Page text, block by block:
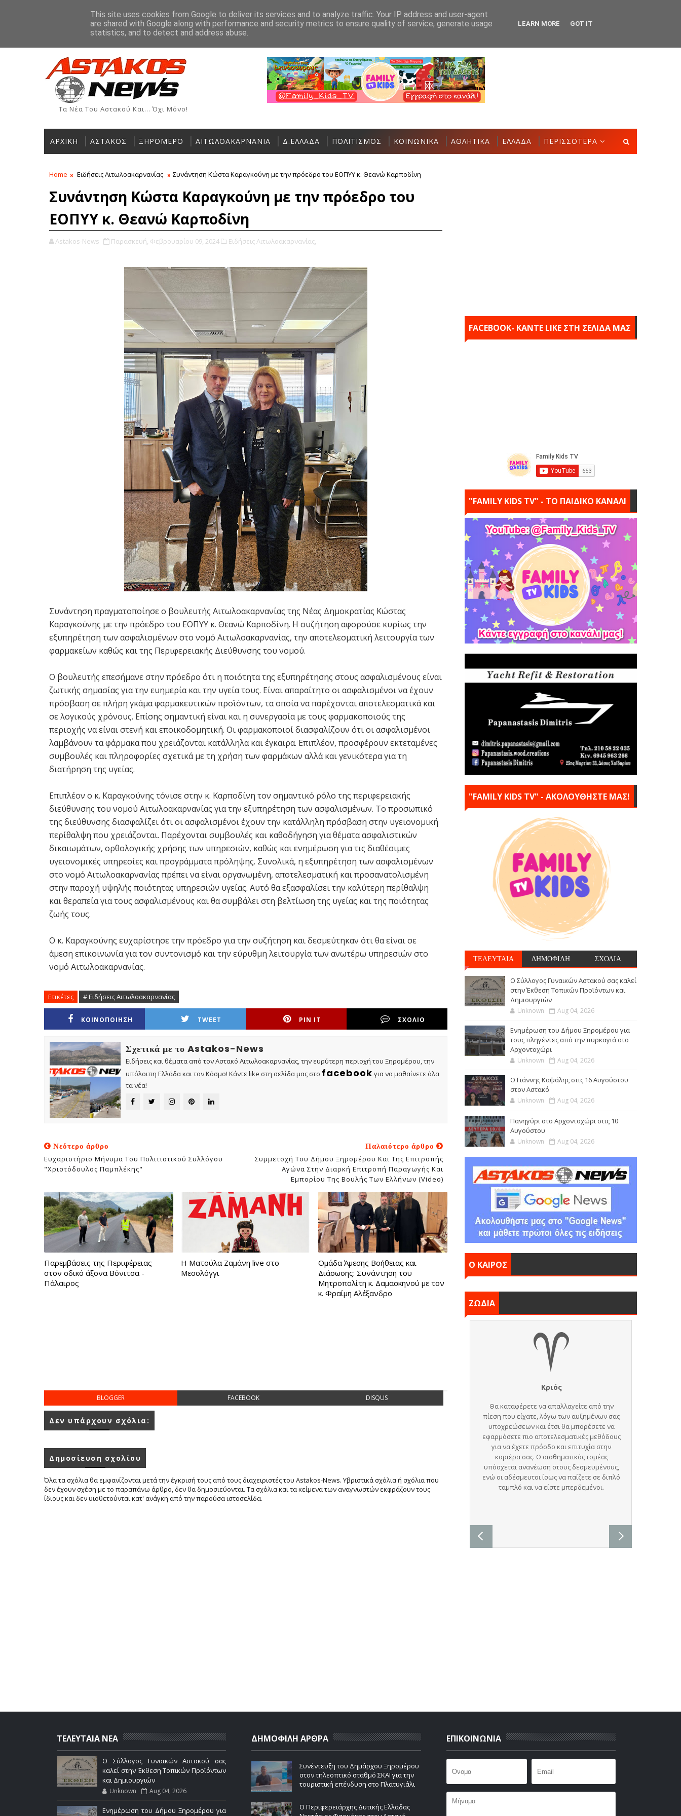
Ιστορία Χρήσιμα Τηλέφωνα Αγγελίες Ανακοίνωση Επικοινωνία
ΡΟΗ ΕΙΔΗΣΕΩΝ ΑΣΤΑΚΌΣ Ο Σύλλογος Γυναικών Αστακού σας καλεί στην Έκθεση Τοπικών Προϊόντων και Δημιουργιών
Τα Νέα Του Αστακού Και... Όχι Μόνο!
ΑΡΧΙΚΗ ΑΣΤΑΚΟΣ ΞΗΡΟΜΕΡΟ ΑΙΤΩΛΟΑΚΑΡΝΑΝΙΑ Δ.ΕΛΛΑΔΑ ΠΟΛΙΤΙΣΜΟΣ ΚΟΙΝΩΝΙΚΑ ΑΘΛΗΤΙΚΑ ΕΛΛΑΔΑ ΠΕΡΙΣΣΟΤΕΡΑ
Home Ειδήσεις Αιτωλοακαρνανίας Συνάντηση Κώστα Καραγκούνη με την πρόεδρο του ΕΟΠΥΥ κ. Θεανώ Καρποδίνη
Συνάντηση Κώστα Καραγκούνη με την πρόεδρο του
ΕΟΠΥΥ κ. Θεανώ Καρποδίνη
Astakos-News Παρασκευή, Φεβρουαρίου 09, 2024 Ειδήσεις Αιτωλοακαρνανίας,
Συνάντηση πραγματοποίησε ο βουλευτής Αιτωλοακαρνανίας της Νέας Δημοκρατίας Κώστας
Καραγκούνης με την πρόεδρο του ΕΟΠΥΥ κ. Θεανώ Καρποδίνη. Η συζήτηση αφορούσε κυρίως την
εξυπηρέτηση των ασφαλισμένων στο νομό Αιτωλοακαρνανίας, την αποτελεσματική λειτουργία των
φαρμακείων καθώς και της Περιφερειακής Διεύθυνσης του νομού.
Ο βουλευτής επεσήμανε στην πρόεδρο ότι η ποιότητα της εξυπηρέτησης στους ασφαλισμένους είναι
ζωτικής σημασίας για την ευημερία και την υγεία τους. Είναι απαραίτητο οι ασφαλισμένοι να έχουν
πρόσβαση σε πλήρη γκάμα φαρμακευτικών προϊόντων, τα οποία να παρέχονται αποτελεσματικά και
σε λογικούς χρόνους. Επίσης σημαντική είναι και η συνεργασία με τους φαρμακοποιούς της
περιοχής να είναι στενή και εποικοδομητική. Οι φαρμακοποιοί διασφαλίζουν ότι οι ασφαλισμένοι
λαμβάνουν τα φάρμακα που χρειάζονται κατάλληλα και έγκαιρα. Επιπλέον, προσφέρουν εκτεταμένες
συμβουλές και πληροφορίες σχετικά με τη χρήση των φαρμάκων αλλά και γενικότερα για τη
διατήρηση της υγείας.
Επιπλέον ο κ. Καραγκούνης τόνισε στην κ. Καρποδίνη τον σημαντικό ρόλο της περιφερειακής
διεύθυνσης του νομού Αιτωλοακαρνανίας για την εξυπηρέτηση των ασφαλισμένων. Το προσωπικό
της διεύθυνσης διασφαλίζει ότι οι ασφαλισμένοι έχουν την κατάλληλη πρόσβαση στην υγειονομική
περίθαλψη που χρειάζονται. Παρέχονται συμβουλές και καθοδήγηση για θέματα ασφαλιστικών
δικαιωμάτων, ορθολογικής χρήσης των υπηρεσιών, καθώς και ενημέρωση για τις διαθέσιμες
υγειονομικές υπηρεσίες και προγράμματα πρόληψης. Συνολικά, η εξυπηρέτηση των ασφαλισμένων
στο νομό Αιτωλοακαρνανίας πρέπει να είναι οργανωμένη, αποτελεσματική και προσανατολισμένη
στην παροχή υψηλής ποιότητας υπηρεσιών υγείας. Αυτό θα εξασφαλίσει την καλύτερη περίθαλψη
και θεραπεία για τους ασφαλισμένους και θα συμβάλει στη βελτίωση της υγείας και της ποιότητας
ζωής τους.
Ο κ. Καραγκούνης ευχαρίστησε την πρόεδρο για την συζήτηση και δεσμεύτηκαν ότι θα είναι σε
άμεση επικοινωνία για τον συντονισμό και την εύρυθμη λειτουργία των ανωτέρω υπηρεσιών στο
νομό Αιτωλοακαρνανίας.
Ετικέτες # Ειδήσεις Αιτωλοακαρνανίας
ΚΟΙΝΟΠΟΙΗΣΗ TWEET PIN IT ΣΧΟΛΙΟ
Σχετικά με το Astakos-News
Ειδήσεις και θέματα από τον Αστακό Αιτωλοακαρνανίας, την ευρύτερη περιοχή του Ξηρομέρου, την
υπόλοιπη Ελλάδα και τον Κόσμο! Κάντε like στη σελίδα μας στο facebook για να μαθαίνετε όλα
τα νέα!
Νεότερο άρθρο
Ευχαριστήριο Μήνυμα Του Πολιτιστικού Συλλόγου
"Χριστόδουλος Παμπλέκης"
Παλαιότερο άρθρο
Συμμετοχή Του Δήμου Ξηρομέρου Και Της Επιτροπής
Αγώνα Στην Διαρκή Επιτροπή Παραγωγής Και
Εμπορίου Της Βουλής Των Ελλήνων (video)
Παρεμβάσεις της Περιφέρειας
στον οδικό άξονα Βόνιτσα -
Πάλαιρος
Η Ματούλα Ζαμάνη live στο
Μεσολόγγι
Ομάδα Άμεσης Βοήθειας και
Διάσωσης: Συνάντηση του
Μητροπολίτη κ. Δαμασκηνού με τον
κ. Φραίμη Αλέξανδρο
BLOGGER FACEBOOK DISQUS
Δεν υπάρχουν σχόλια:
Δημοσίευση σχολίου
Όλα τα σχόλια θα εμφανίζονται μετά την έγκρισή τους από τους διαχειριστές του Astakos-News. Υβριστικά σχόλια ή σχόλια που
δεν έχουν σχέση με το παραπάνω άρθρο, δεν θα δημοσιεύονται. Τα σχόλια και τα κείμενα των αναγνωστών εκφράζουν τους
ίδιους και δεν υιοθετούνται κατ' ανάγκη από την παρούσα ιστοσελίδα.
FACEBOOK- KANTE LIKE ΣΤΗ ΣΕΛΙΔΑ ΜΑΣ
"FAMILY KIDS TV" - ΤΟ ΠΑΙΔΙΚΟ ΚΑΝΑΛΙ
"FAMILY KIDS TV" - ΑΚΟΛΟΥΘΗΣΤΕ ΜΑΣ!
ΤΕΛΕΥΤΑΙΑ ΔΗΜΟΦΙΛΗ ΣΧΟΛΙΑ
Ο Σύλλογος Γυναικών Αστακού σας καλεί
στην Έκθεση Τοπικών Προϊόντων και
Δημιουργιών
Unknown Aug 04, 2026
Ενημέρωση του Δήμου Ξηρομέρου για
τους πληγέντες από την πυρκαγιά στο
Αρχοντοχώρι
Unknown Aug 04, 2026
Ο Γιάννης Καψάλης στις 16 Αυγούστου
στον Αστακό
Unknown Aug 04, 2026
Πανηγύρι στο Αρχοντοχώρι στις 10
Αυγούστου
Unknown Aug 04, 2026
Ο ΚΑΙΡΟΣ
ΖΩΔΙΑ
ΤΕΛΕΥΤΑΙΑ ΝΕΑ
Ο Σύλλογος Γυναικών Αστακού σας
καλεί στην Έκθεση Τοπικών Προϊόντων
και Δημιουργιών
Unknown Aug 04, 2026
Ενημέρωση του Δήμου Ξηρομέρου για
ΔΗΜΟΦΙΛΗ ΑΡΘΡΑ
Συνέντευξη του Δημάρχου Ξηρομέρου
στον τηλεοπτικό σταθμό ΣΚΑΙ για την
τουριστική επένδυση στο Πλατυγιάλι
Ο Περιφερειάρχης Δυτικής Ελλάδας
ΕΠΙΚΟΙΝΩΝΙΑ
This site uses cookies from Google to deliver its services and to analyze traffic. Your IP address and user-agent
are shared with Google along with performance and security metrics to ensure quality of service, generate usage
statistics, and to detect and address abuse.
LEARN MORE GOT IT